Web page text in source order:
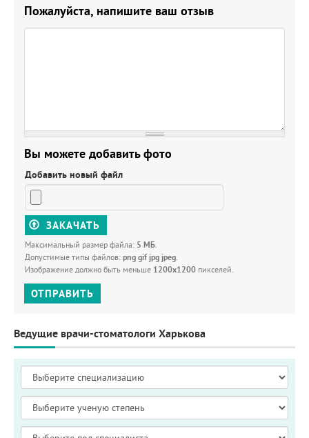
Пожалуйста, напишите ваш отзыв
Вы можете добавить фото
Добавить новый файл
ЗАКАЧАТЬ
Максимальный размер файла: 5 МБ.
Допустимые типы файлов: png gif jpg jpeg.
Изображение должно быть меньше 1200x1200 пикселей.
ОТПРАВИТЬ
Ведущие врачи-стоматологи Харькова